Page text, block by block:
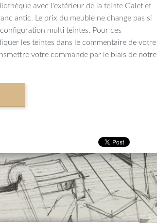
avec l'extérieur de la teinte Galet et
antic. Le prix du meuble ne change pas si
multi teintes. Pour ces
les teintes dans le commentaire de votre
votre commande par le biais de notre